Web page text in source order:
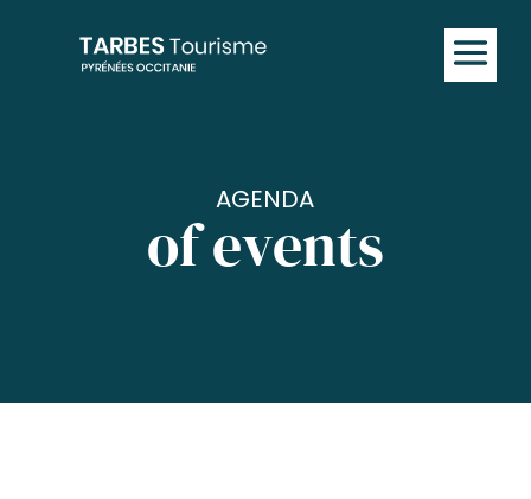
AGENDA
of events